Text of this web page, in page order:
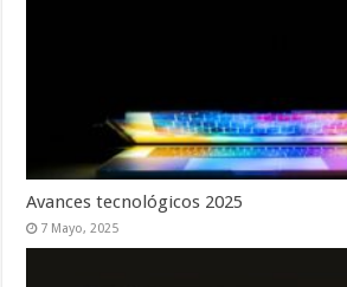
Avances tecnológicos 2025
7 Mayo, 2025